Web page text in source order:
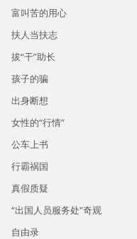
富叫苦的用心
扶人当扶志
拔“干”助长
孩子的骗
出身断想
女性的“行情”
公车上书
行霸祸国
真假质疑
“出国人员服务处”奇观
自由录